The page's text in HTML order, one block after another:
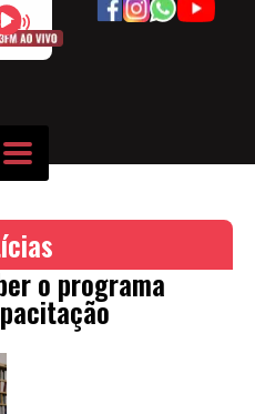
o programa